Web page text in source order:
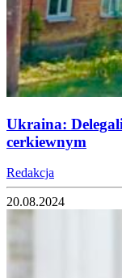
Ukraina:
cerkiewnym
Redakcja
20.08.2024